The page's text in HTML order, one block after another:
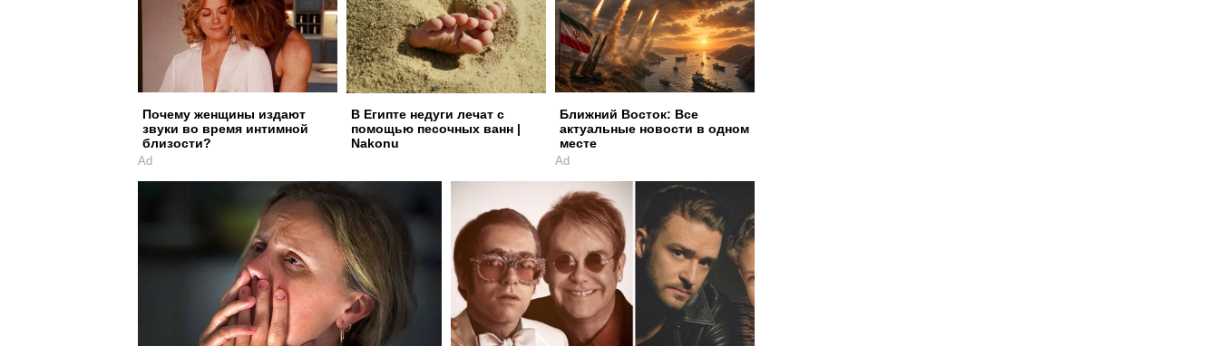
Почему женщины издают
звуки во время интимной
близости?
Ad
В Египте недуги лечат с
помощью песочных ванн |
Nakonu
Ближний Восток: Все
актуальные новости в одном
месте
Ad